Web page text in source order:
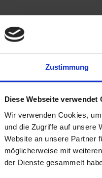
Zustimmung
Diese Webseite verwendet
Wir verwenden Cookies,
und die Zugriffe auf unsere
Website an unsere Partner
möglicherweise mit
der Dienste gesammelt
Programm
Mittwoch, 16.